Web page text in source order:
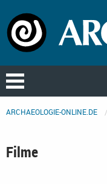
ARCHAEOLOGIE-ONLINE.DE
Filme